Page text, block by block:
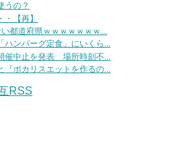
うの？
【再】
都道府県ｗｗｗｗｗｗｗ...
ハンバーグ定食」にいくら...
催中止を発表 場所時刻不...
『ポカリスエットを作るの...
RSS